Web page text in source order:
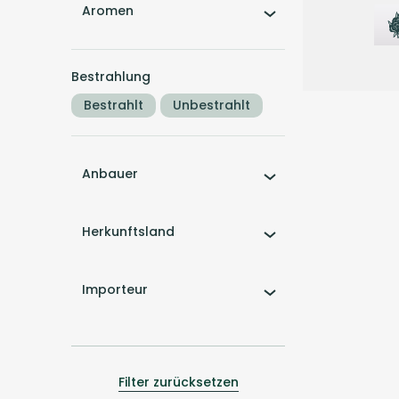
Aromen
Bestrahlung
Bestrahlt
Unbestrahlt
Anbauer
Herkunftsland
Importeur
Filter zurücksetzen